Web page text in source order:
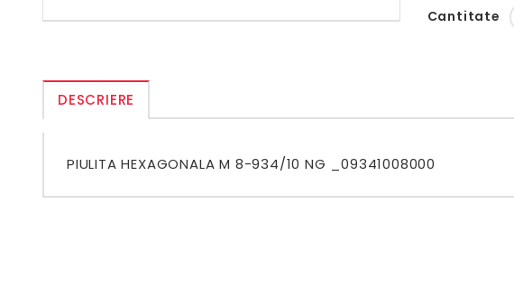
Cantitate
DESCRIERE
PIULITA HEXAGONALA M 8-934/10 NG _09341008000